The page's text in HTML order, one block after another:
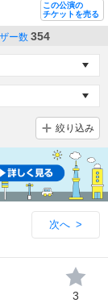
この公演の
チケットを売る
ー数 354
絞り込み
次へ >
3